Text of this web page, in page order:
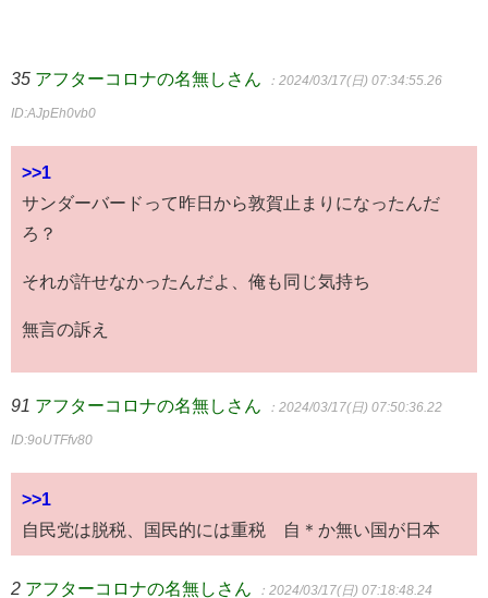
35 アフターコロナの名無しさん ：2024/03/17(日) 07:34:55.26
ID:AJpEh0vb0
>>1
サンダーバードって昨日から敦賀止まりになったんだ
ろ？
それが許せなかったんだよ、俺も同じ気持ち
無言の訴え
91 アフターコロナの名無しさん ：2024/03/17(日) 07:50:36.22
ID:9oUTFfv80
>>1
自民党は脱税、国民的には重税 自＊か無い国が日本
2 アフターコロナの名無しさん ：2024/03/17(日) 07:18:48.24